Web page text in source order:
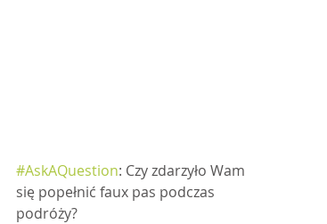
#AskAQuestion: Czy zdarzyło Wam
się popełnić faux pas podczas
podróży?